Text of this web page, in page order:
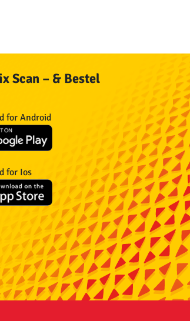
Scan – & Bestel
for Android
for Ios